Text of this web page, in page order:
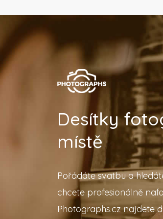
Desítky
místě
Pořádáte svatbu a
chcete profesionálně
Photographs.cz najdete